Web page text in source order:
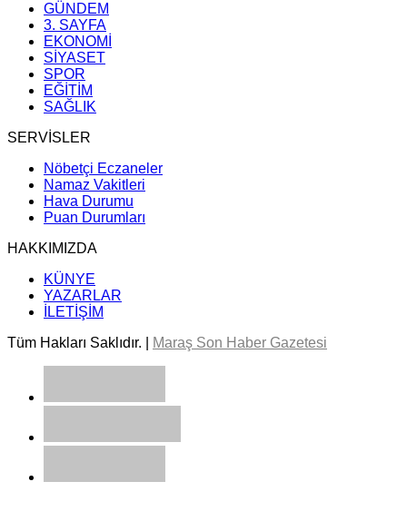
GÜNDEM
3. SAYFA
EKONOMİ
SİYASET
SPOR
EĞİTİM
SAĞLIK
SERVİSLER
Nöbetçi Eczaneler
Namaz Vakitleri
Hava Durumu
Puan Durumları
HAKKIMIZDA
KÜNYE
YAZARLAR
İLETİŞİM
Tüm Hakları Saklıdır. |
Maraş Son Haber Gazetesi